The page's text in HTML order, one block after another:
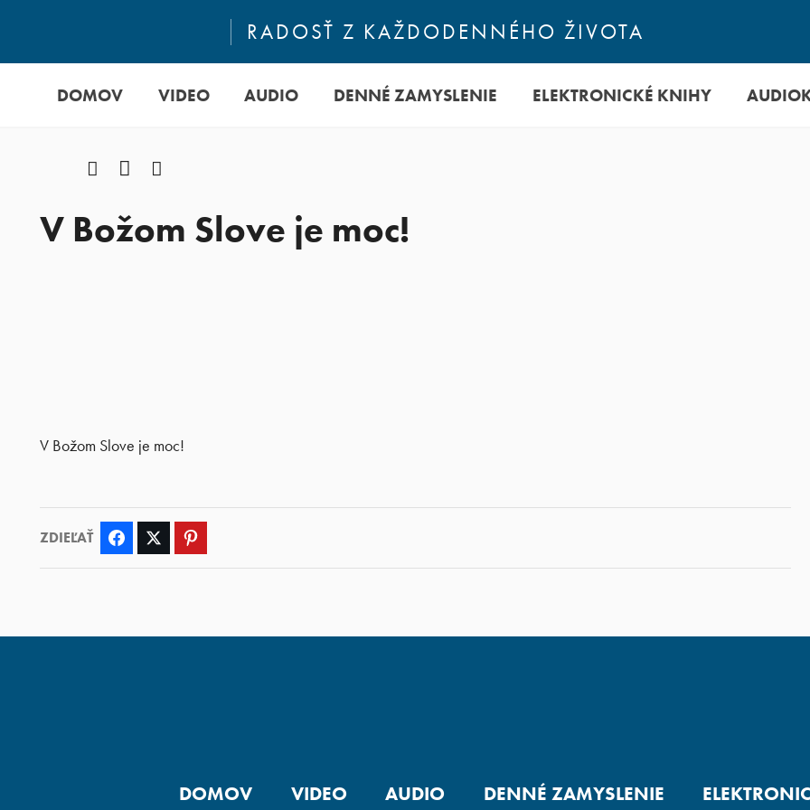
RADOSŤ Z KAŽDODENNÉHO ŽIVOTA
DOMOV VIDEO AUDIO DENNÉ ZAMYSLENIE ELEKTRONICKÉ KNIHY
FacebookYouTube
V Božom Slove je moc!
V Božom Slove je moc!
ZDIEĽAŤ Facebook Twitter
DOMOV VIDEO AUDIO DENNÉ ZAMYSLENIE